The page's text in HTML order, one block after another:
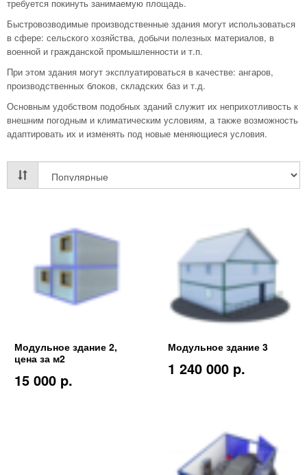
требуется покинуть занимаемую площадь.
Быстровозводимые производственные здания могут использоваться
в сфере: сельского хозяйства, добычи полезных материалов, в
военной и гражданской промышленности и т.п.
При этом здания могут эксплуатироваться в качестве: ангаров,
производственных блоков, складских баз и т.д.
Основным удобством подобных зданий служит их неприхотливость к
внешним погодным и климатическим условиям, а также возможность
адаптировать их и изменять под новые меняющиеся условия.
Модульное здание 2,
цена за м2
15 000 p.
Модульное здание 3
1 240 000 p.